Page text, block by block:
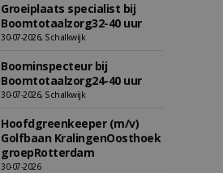
Groeiplaats specialist bij
Boomtotaalzorg32-40 uur
30-07-2026, Schalkwijk
Boominspecteur bij
Boomtotaalzorg24-40 uur
30-07-2026, Schalkwijk
Hoofdgreenkeeper (m/v)
Golfbaan KralingenOosthoek
groepRotterdam
30-07-2026